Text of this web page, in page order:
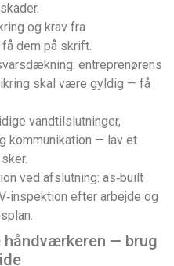
og krav fra
dem på skrift.
entreprenørens
skal være gyldig — få
vandtilslutninger,
kommunikation — lav et
ved afslutning: as‑built
efter arbejde og
håndværkeren — brug